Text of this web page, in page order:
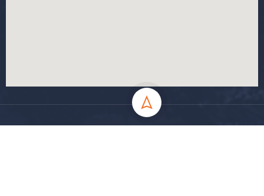
جميع الحقوق محفوظة جامعة المسيلة - 2024